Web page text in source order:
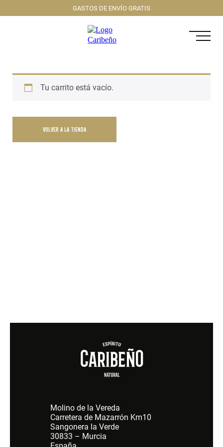
GASTOS DE ENVÍO GRATIS
Tu carrito está vacío.
VOLVER A LA TIENDA
Molino de la Vereda
Carretera de Mazarrón Km10
Sangonera la Verde
30833 – Murcia